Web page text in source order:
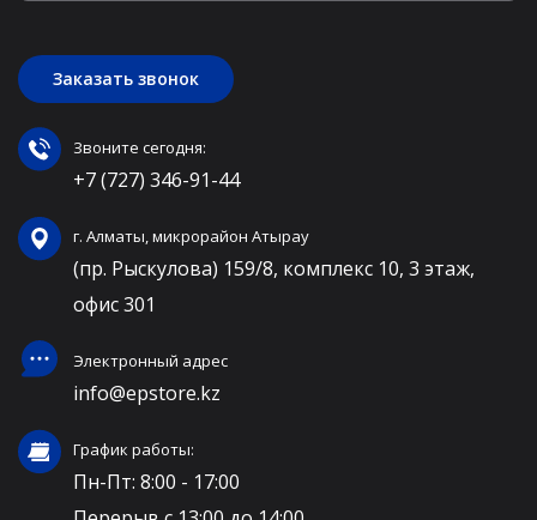
Заказать звонок
Звоните сегодня:
+7 (727) 346-91-44
г. Алматы, микрорайон Атырау
(пр. Рыскулова) 159/8, комплекс 10, 3 этаж,
офис 301
Электронный адрес
info@epstore.kz
График работы:
Пн-Пт: 8:00 - 17:00